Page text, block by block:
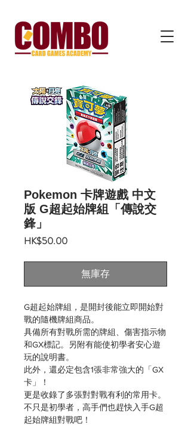
Pokemon 卡牌遊戲 中文
版 G超起始牌組「傳說交
鋒」
HK$50.00價
無庫存
G超起始牌組，是開封後能立即開始對
戰的隨機牌組商品。
具備所有對戰所需的牌組、傷害指示物
和GX標記。另附有能使初學者安心遊
玩的說明書。
此外，還必定包含1張非常強大的「GX
卡」！
更是收錄了多張對對戰有利的常用卡。
不只是初學者，高手們也趕快入手G超
起始牌組對戰吧！